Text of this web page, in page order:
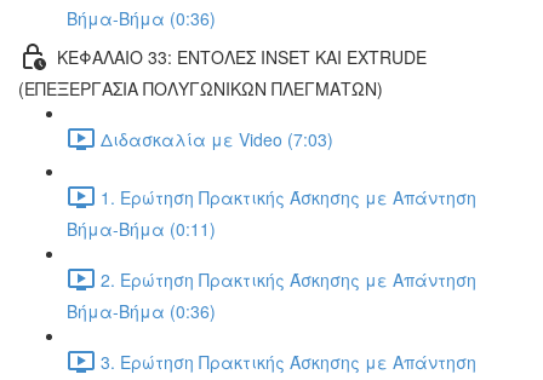
Βήμα-Βήμα (0:36)
ΚΕΦΑΛΑΙΟ 33: ΕΝΤΟΛΕΣ INSET ΚΑΙ EXTRUDE
(ΕΠΕΞΕΡΓΑΣΙΑ ΠΟΛΥΓΩΝΙΚΩΝ ΠΛΕΓΜΑΤΩΝ)
Διδασκαλία με Video (7:03)
1. Ερώτηση Πρακτικής Άσκησης με Απάντηση
Βήμα-Βήμα (0:11)
2. Ερώτηση Πρακτικής Άσκησης με Απάντηση
Βήμα-Βήμα (0:36)
3. Ερώτηση Πρακτικής Άσκησης με Απάντηση